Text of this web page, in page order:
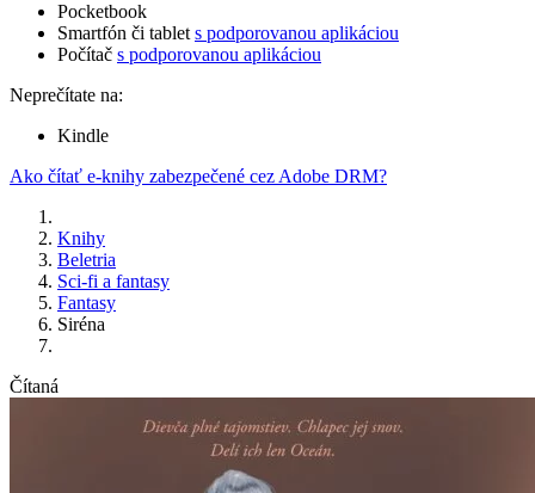
Pocketbook
Smartfón či tablet s podporovanou aplikáciou
Počítač s podporovanou aplikáciou
Neprečítate na:
Kindle
Ako čítať e-knihy zabezpečené cez Adobe DRM?
Knihy
Beletria
Sci-fi a fantasy
Fantasy
Siréna
Čítaná